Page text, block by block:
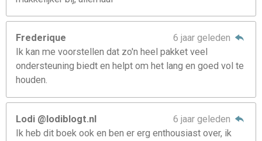
Frederique
6 jaar geleden
Ik kan me voorstellen dat zo'n heel pakket veel
ondersteuning biedt en helpt om het lang en goed vol te
houden.
Lodi @lodiblogt.nl
6 jaar geleden
Ik heb dit boek ook en ben er erg enthousiast over, ik